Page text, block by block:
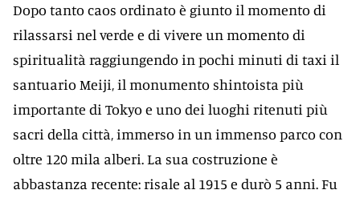
Dopo tanto caos ordinato è giunto il momento di
rilassarsi nel verde e di vivere un momento di
spiritualità raggiungendo in pochi minuti di taxi il
santuario Meiji, il monumento shintoista più
importante di Tokyo e uno dei luoghi ritenuti più
sacri della città, immerso in un immenso parco con
oltre 120 mila alberi. La sua costruzione è
abbastanza recente: risale al 1915 e durò 5 anni. Fu